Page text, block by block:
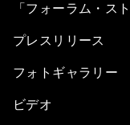
「フォーラム・ス
プレスリリース
フォトギャラリー
ビデオ